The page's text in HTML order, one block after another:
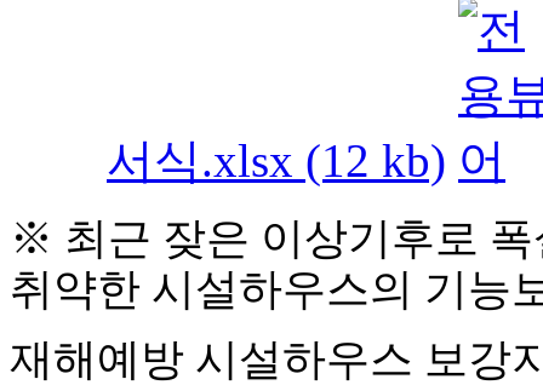
서식.xlsx (12 kb)
※ 최근 잦은 이상기후로
취약한 시설하우스의 기능
재해예방 시설하우스 보강